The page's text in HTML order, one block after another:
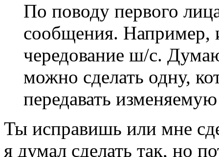
По поводу первого
сообщения. Например,
чередование ш/с.
можно сделать одну,
передавать
Ты исправишь или мне
я думал сделать так, но